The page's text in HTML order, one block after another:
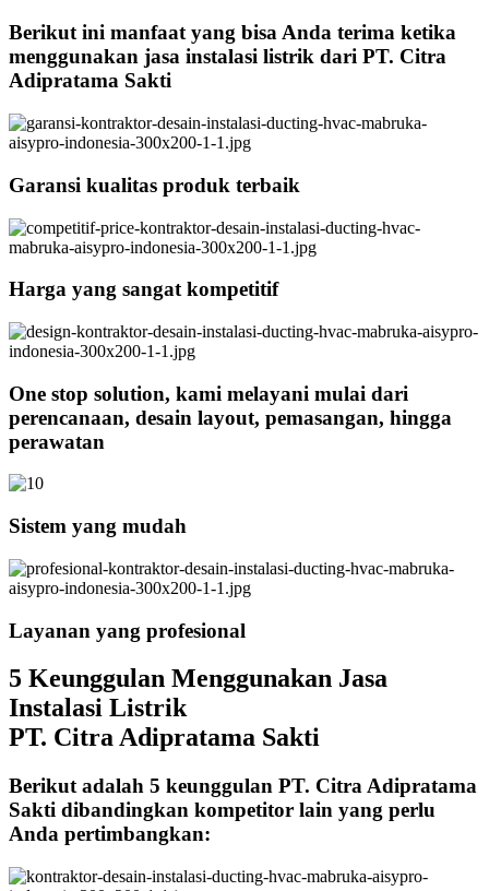
Berikut ini manfaat yang bisa Anda terima ketika
menggunakan jasa instalasi listrik dari PT. Citra
Adipratama Sakti
Garansi kualitas produk terbaik
Harga yang sangat kompetitif
One stop solution, kami melayani mulai dari
perencanaan, desain layout, pemasangan, hingga
perawatan
Sistem yang mudah
Layanan yang profesional
5 Keunggulan Menggunakan Jasa
Instalasi Listrik
PT. Citra Adipratama Sakti
Berikut adalah 5 keunggulan PT. Citra Adipratama
Sakti dibandingkan kompetitor lain yang perlu
Anda pertimbangkan: